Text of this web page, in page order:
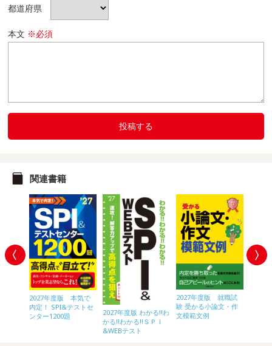
都道府県
本文 ※必須
投稿する
関連書籍
2027年度版 本気で
内定！ SPI&テストセ
ンター1200題
2027年度版 わかる!!わ
かる!!わかる!!ＳＰＩ
&WEBテスト
2027年度版 就職試
験 受かる小論文・作
文模範文例